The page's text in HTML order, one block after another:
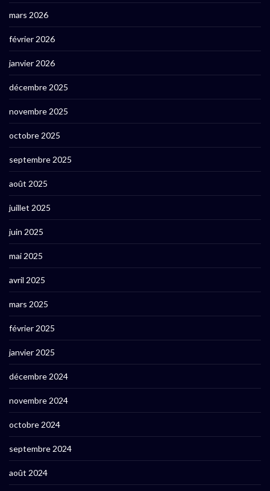
mars 2026
février 2026
janvier 2026
décembre 2025
novembre 2025
octobre 2025
septembre 2025
août 2025
juillet 2025
juin 2025
mai 2025
avril 2025
mars 2025
février 2025
janvier 2025
décembre 2024
novembre 2024
octobre 2024
septembre 2024
août 2024